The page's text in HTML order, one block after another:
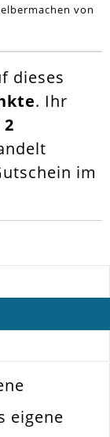
von
dieses
. Ihr
2
im
eigene